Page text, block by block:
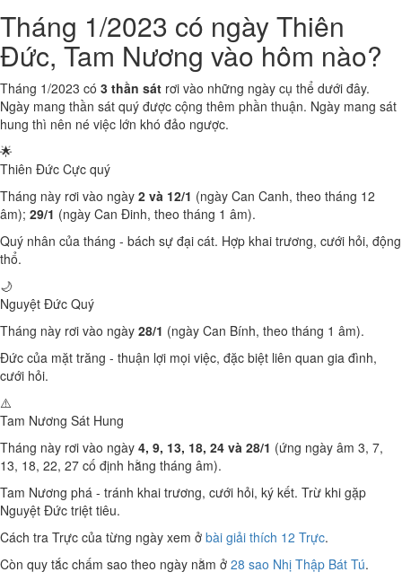
Tháng 1/2023 có ngày Thiên
Đức, Tam Nương vào hôm nào?
Tháng 1/2023 có 3 thần sát rơi vào những ngày cụ thể dưới đây.
Ngày mang thần sát quý được cộng thêm phần thuận. Ngày mang sát
hung thì nên né việc lớn khó đảo ngược.
🌟
Thiên Đức Cực quý
Tháng này rơi vào ngày 2 và 12/1 (ngày Can Canh, theo tháng 12
âm); 29/1 (ngày Can Đinh, theo tháng 1 âm).
Quý nhân của tháng - bách sự đại cát. Hợp khai trương, cưới hỏi, động
thổ.
🌙
Nguyệt Đức Quý
Tháng này rơi vào ngày 28/1 (ngày Can Bính, theo tháng 1 âm).
Đức của mặt trăng - thuận lợi mọi việc, đặc biệt liên quan gia đình,
cưới hỏi.
⚠️
Tam Nương Sát Hung
Tháng này rơi vào ngày 4, 9, 13, 18, 24 và 28/1 (ứng ngày âm 3, 7,
13, 18, 22, 27 cố định hằng tháng âm).
Tam Nương phá - tránh khai trương, cưới hỏi, ký kết. Trừ khi gặp
Nguyệt Đức triệt tiêu.
Cách tra Trực của từng ngày xem ở bài giải thích 12 Trực.
Còn quy tắc chấm sao theo ngày nằm ở 28 sao Nhị Thập Bát Tú.